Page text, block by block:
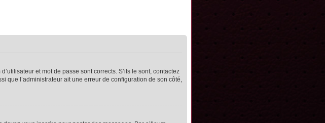
et mot de passe sont corrects. S’ils le sont, contactez
que l’administrateur ait une erreur de configuration de son côté,